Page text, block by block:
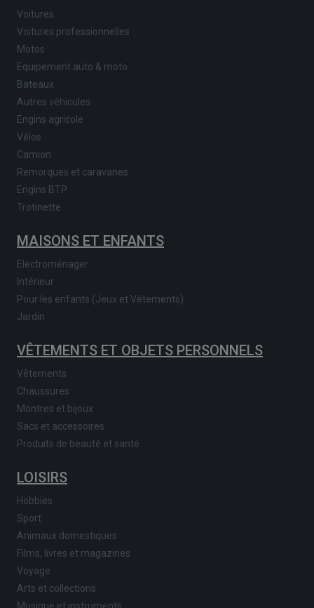
Voitures
Voitures professionnelles
Motos
Equipement auto & moto
Bateaux
Autres véhicules
Engins agricole
Vélos
Camion
Remorques et caravanes
Engins BTP
Trotinette
MAISONS ET ENFANTS
Electroménager
Intérieur
Pour les enfants (Jeux et Vêtements)
Jardin
VÊTEMENTS ET OBJETS PERSONNELS
Vêtements
Chaussures
Montres et bijoux
Sacs et accessoires
Produits de beauté et santé
LOISIRS
Hobbies
Sport
Animaux domestiques
Films, livres et magazines
Voyage
Arts et collections
Musique et instruments